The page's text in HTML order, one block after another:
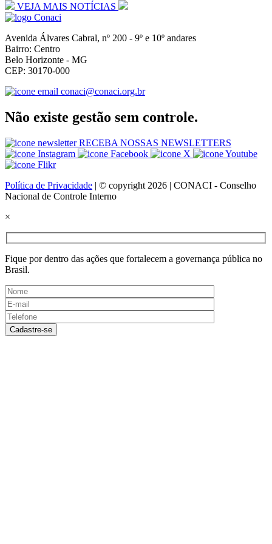
VEJA MAIS NOTÍCIAS
Avenida Álvares Cabral, nº 200 - 9º e 10º andares
Bairro: Centro
Belo Horizonte - MG
CEP: 30170-000
conaci@conaci.org.br
Não existe gestão sem controle.
RECEBA NOSSAS NEWSLETTERS
Política de Privacidade | © copyright 2026 | CONACI - Conselho
Nacional de Controle Interno
×
Fique por dentro das ações que fortalecem a governança pública no
Brasil.